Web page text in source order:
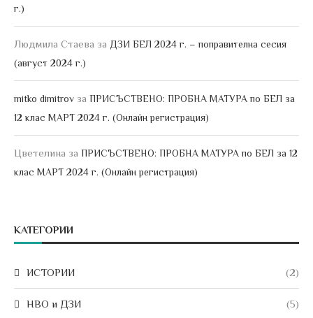
г.)
Людмила Стаева за ДЗИ БЕЛ 2024 г. – поправителна сесия
(август 2024 г.)
mitko dimitrov за ПРИСЪСТВЕНО: ПРОБНА МАТУРА по БЕЛ за
12 клас МАРТ 2024 г. (Онлайн регистрация)
Цветелина за ПРИСЪСТВЕНО: ПРОБНА МАТУРА по БЕЛ за 12
клас МАРТ 2024 г. (Онлайн регистрация)
КАТЕГОРИИ
ИСТОРИИ (2)
НВО и ДЗИ (5)